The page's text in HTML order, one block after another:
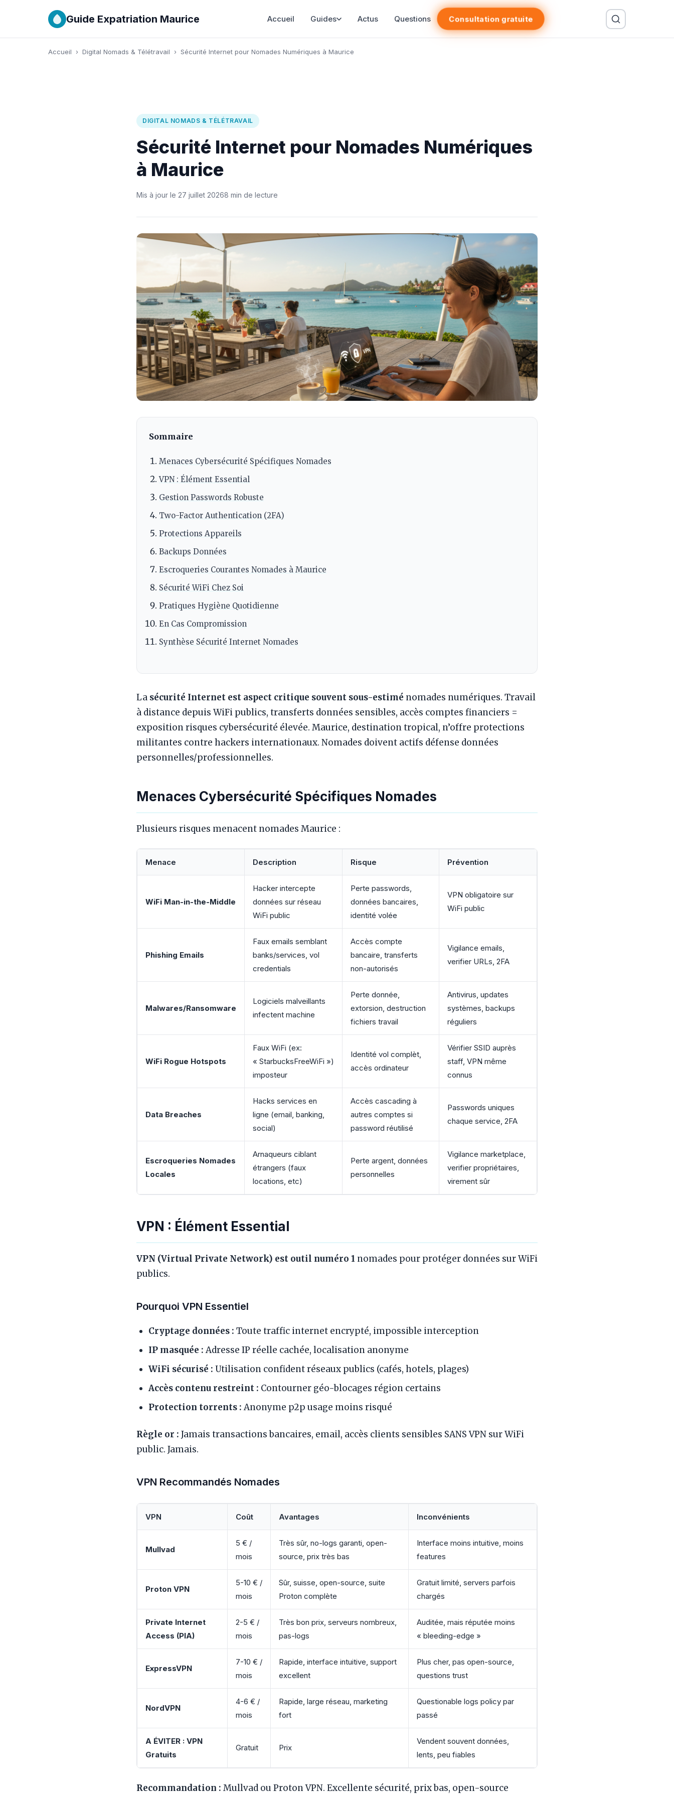
Guide Expatriation Maurice Accueil Guides Actus Questions Consultation gratuite
Accueil › Digital Nomads & Télétravail › Sécurité Internet pour Nomades Numériques à Maurice
DIGITAL NOMADS & TÉLÉTRAVAIL
Sécurité Internet pour Nomades Numériques
à Maurice
Mis à jour le 27 juillet 20268 min de lecture
Sommaire
Menaces Cybersécurité Spécifiques Nomades
VPN : Élément Essential
Gestion Passwords Robuste
Two-Factor Authentication (2FA)
Protections Appareils
Backups Données
Escroqueries Courantes Nomades à Maurice
Sécurité WiFi Chez Soi
Pratiques Hygiène Quotidienne
En Cas Compromission
Synthèse Sécurité Internet Nomades
La sécurité Internet est aspect critique souvent sous-estimé nomades numériques. Travail
à distance depuis WiFi publics, transferts données sensibles, accès comptes financiers =
exposition risques cybersécurité élevée. Maurice, destination tropical, n’offre protections
militantes contre hackers internationaux. Nomades doivent actifs défense données
personnelles/professionnelles.
Menaces Cybersécurité Spécifiques Nomades
Plusieurs risques menacent nomades Maurice :
Menace Description Risque Prévention
WiFi Man-in-the-Middle
Hacker intercepte
données sur réseau
WiFi public
Perte passwords,
données bancaires,
identité volée
VPN obligatoire sur
WiFi public
Phishing Emails
Faux emails semblant
banks/services, vol
credentials
Accès compte
bancaire, transferts
non-autorisés
Vigilance emails,
verifier URLs, 2FA
Malwares/Ransomware
Logiciels malveillants
infectent machine
Perte donnée,
extorsion, destruction
fichiers travail
Antivirus, updates
systèmes, backups
réguliers
WiFi Rogue Hotspots
Faux WiFi (ex:
« StarbucksFreeWiFi »)
imposteur
Identité vol complèt,
accès ordinateur
Vérifier SSID auprès
staff, VPN même
connus
Data Breaches
Hacks services en
ligne (email, banking,
social)
Accès cascading à
autres comptes si
password réutilisé
Passwords uniques
chaque service, 2FA
Escroqueries Nomades
Locales
Arnaqueurs ciblant
étrangers (faux
locations, etc)
Perte argent, données
personnelles
Vigilance marketplace,
verifier propriétaires,
virement sûr
VPN : Élément Essential
VPN (Virtual Private Network) est outil numéro 1 nomades pour protéger données sur WiFi
publics.
Pourquoi VPN Essentiel
Cryptage données : Toute traffic internet encrypté, impossible interception
IP masquée :Adresse IP réelle cachée, localisation anonyme
WiFi sécurisé : Utilisation confident réseaux publics (cafés, hotels, plages)
Accès contenu restreint : Contourner géo-blocages région certains
Protection torrents :Anonyme p2p usage moins risqué
Règle or : Jamais transactions bancaires, email, accès clients sensibles SANS VPN sur WiFi
public. Jamais.
VPN Recommandés Nomades
VPN Coût Avantages Inconvénients
Mullvad
5 € /
mois
Très sûr, no-logs garanti, open-
source, prix très bas
Interface moins intuitive, moins
features
Proton VPN
5-10 € /
mois
Sûr, suisse, open-source, suite
Proton complète
Gratuit limité, servers parfois
chargés
Private Internet
Access (PIA)
2-5 € /
mois
Très bon prix, serveurs nombreux,
pas-logs
Auditée, mais réputée moins
« bleeding-edge »
ExpressVPN
7-10 € /
mois
Rapide, interface intuitive, support
excellent
Plus cher, pas open-source,
questions trust
NordVPN
4-6 € /
mois
Rapide, large réseau, marketing
fort
Questionable logs policy par
passé
A ÉVITER : VPN
Gratuits
Gratuit Prix
Vendent souvent données,
lents, peu fiables
Recommandation : Mullvad ou Proton VPN. Excellente sécurité, prix bas, open-source